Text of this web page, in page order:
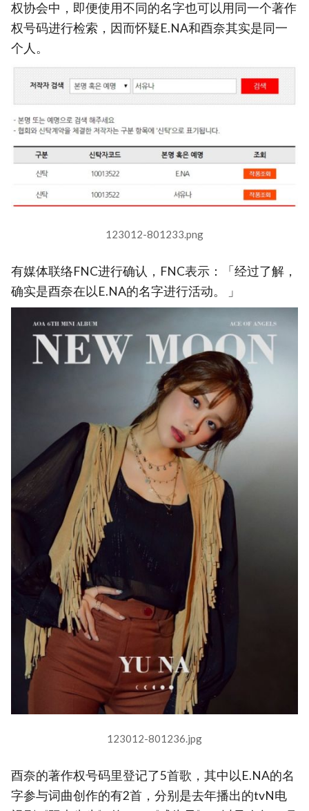
权协会中，即便使用不同的名字也可以用同一个著作
权号码进行检索，因而怀疑E.NA和酉奈其实是同一
个人。
123012-801233.png
有媒体联络FNC进行确认，FNC表示：「经过了解，
确实是酉奈在以E.NA的名字进行活动。 」
123012-801236.jpg
酉奈的著作权号码里登记了5首歌，其中以E.NA的名
字参与词曲创作的有2首，分别是去年播出的tvN电